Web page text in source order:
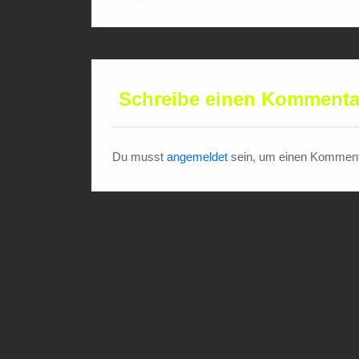
Schreibe einen
Du musst angemeldet sein, um einen